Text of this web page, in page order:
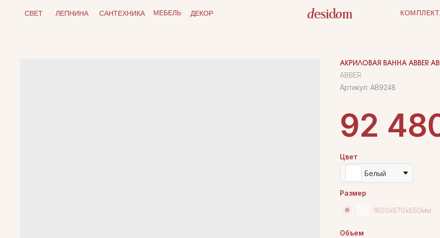
САНТЕХНИКА
ЛЕПНИНА ДЕКОР
СВЕТ МЕБЕЛЬ
АКРИЛОВАЯ ВАННА ABBER
ABBER
Артикул: AB9248
92
Цвет
Белый
Размер
1800х870х650мм
Объем